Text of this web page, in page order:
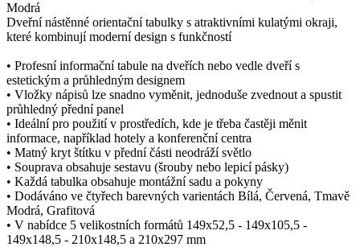
Modrá
Dveřní nástěnné orientační tabulky s atraktivními kulatými okraji,
které kombinují moderní design s funkčností
• Profesní informační tabule na dveřích nebo vedle dveří s
estetickým a průhledným designem
• Vložky nápisů lze snadno vyměnit, jednoduše zvednout a spustit
průhledný přední panel
• Ideální pro použití v prostředích, kde je třeba častěji měnit
informace, například hotely a konferenční centra
• Matný kryt štítku v přední části neodráží světlo
• Souprava obsahuje sestavu (šrouby nebo lepicí pásky)
• Každá tabulka obsahuje montážní sadu a pokyny
• Dodáváno ve čtyřech barevných varientách Bílá, Červená, Tmavě
Modrá, Grafitová
• V nabídce 5 velikostních formátů 149x52,5 - 149x105,5 -
149x148,5 - 210x148,5 a 210x297 mm